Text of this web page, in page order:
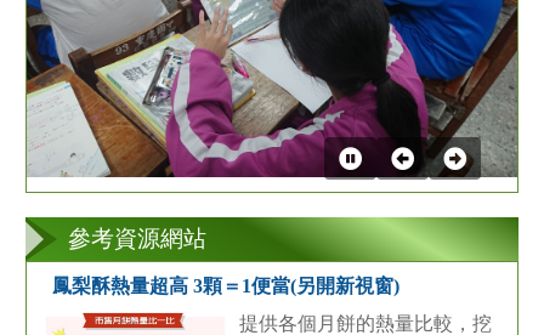
第
2
張
參考資源網站
鳳梨酥熱量超高 3顆＝1便當(另開新視窗)
提供各個月餅的熱量比較，挖